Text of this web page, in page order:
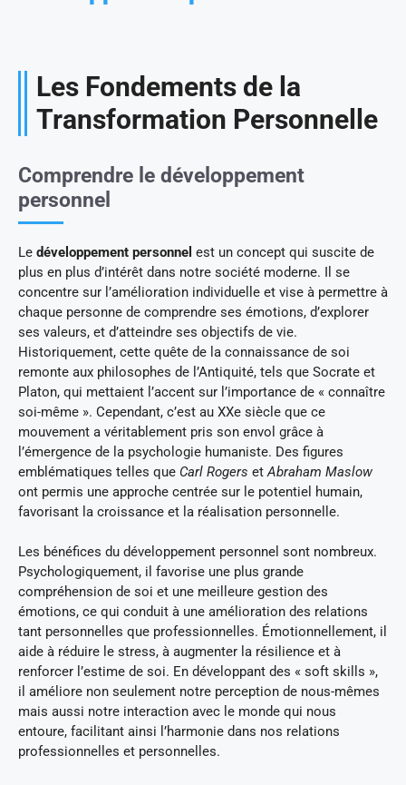
Les Fondements de la
Transformation Personnelle
Comprendre le développement
personnel
Le développement personnel est un concept qui suscite de
plus en plus d’intérêt dans notre société moderne. Il se
concentre sur l’amélioration individuelle et vise à permettre à
chaque personne de comprendre ses émotions, d’explorer
ses valeurs, et d’atteindre ses objectifs de vie.
Historiquement, cette quête de la connaissance de soi
remonte aux philosophes de l’Antiquité, tels que Socrate et
Platon, qui mettaient l’accent sur l’importance de « connaître
soi-même ». Cependant, c’est au XXe siècle que ce
mouvement a véritablement pris son envol grâce à
l’émergence de la psychologie humaniste. Des figures
emblématiques telles que Carl Rogers etAbraham Maslow
ont permis une approche centrée sur le potentiel humain,
favorisant la croissance et la réalisation personnelle.
Les bénéfices du développement personnel sont nombreux.
Psychologiquement, il favorise une plus grande
compréhension de soi et une meilleure gestion des
émotions, ce qui conduit à une amélioration des relations
tant personnelles que professionnelles. Émotionnellement, il
aide à réduire le stress, à augmenter la résilience et à
renforcer l’estime de soi. En développant des « soft skills »,
il améliore non seulement notre perception de nous-mêmes
mais aussi notre interaction avec le monde qui nous
entoure, facilitant ainsi l’harmonie dans nos relations
professionnelles et personnelles.